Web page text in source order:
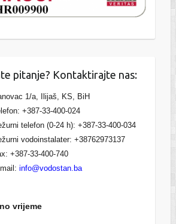
I
KVARTA
L
12
KVARTA
pitanje? Kontaktirajte nas:
1/a, Ilijaš, KS, BiH
+387-33-400-024
telefon (0-24 h): +387-33-400-034
vodoinstalater: +38762973137
+387-33-400-740
info@vodostan.ba
vrijeme